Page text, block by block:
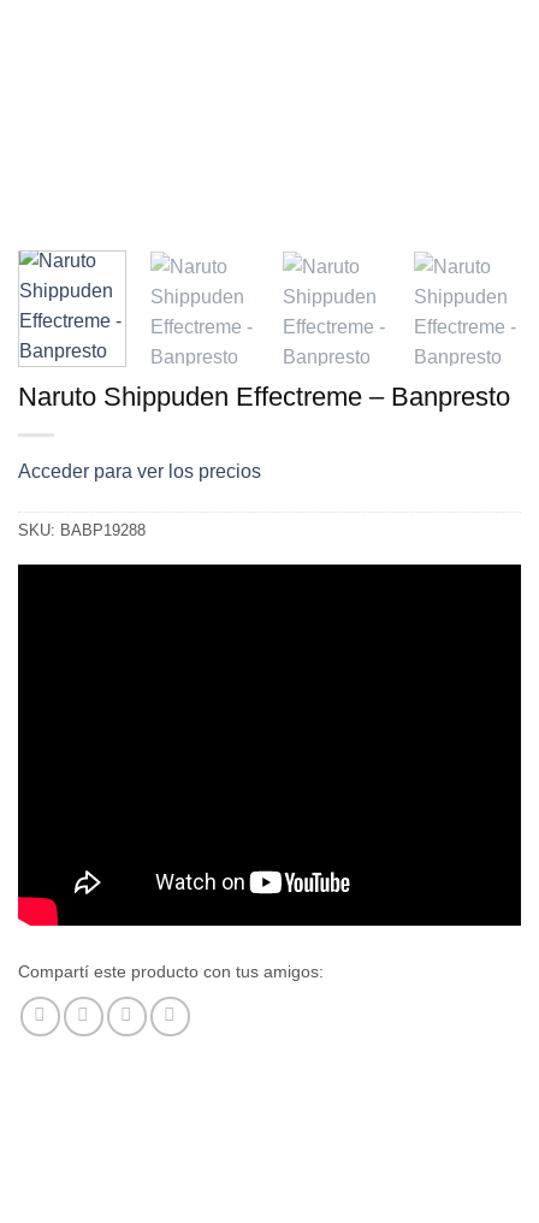
Naruto Shippuden Effectreme – Banpresto
Acceder para ver los precios
SKU: BABP19288
Compartí este producto con tus amigos: